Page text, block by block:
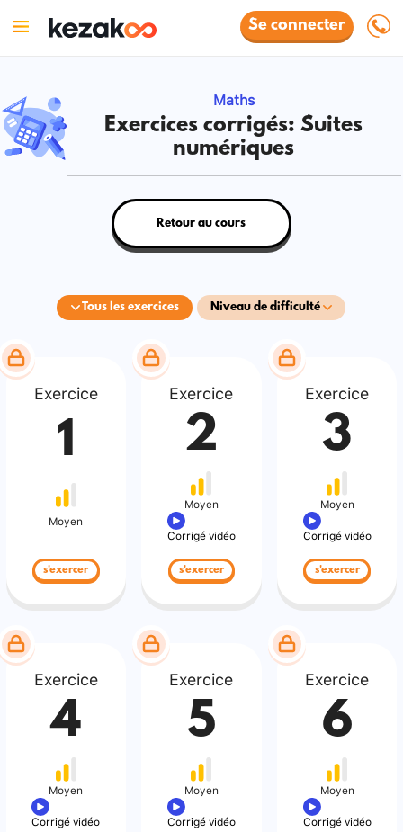
Se connecter
Maths
Exercices corrigés: Suites
numériques
Tous les exercices Niveau de difficulté
Retour au cours
Exercice
1
Moyen
s'exercer
Exercice
2
Moyen
Corrigé vidéo
s'exercer
Exercice
3
Moyen
Corrigé vidéo
s'exercer
Exercice
4
Moyen
Corrigé vidéo
Exercice
5
Moyen
Corrigé vidéo
Exercice
6
Moyen
Corrigé vidéo